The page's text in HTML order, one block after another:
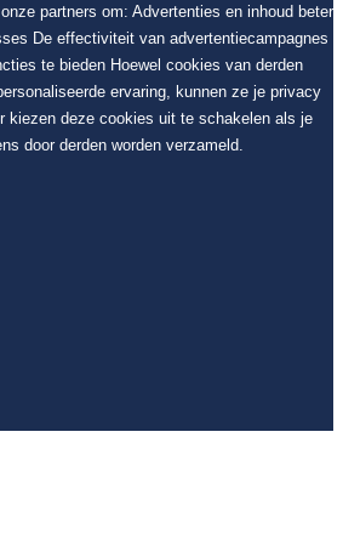
partners om: Advertenties en inhoud beter
De effectiviteit van advertentiecampagnes
te bieden Hoewel cookies van derden
ervaring, kunnen ze je privacy
kiezen deze cookies uit te schakelen als je
door derden worden verzameld.